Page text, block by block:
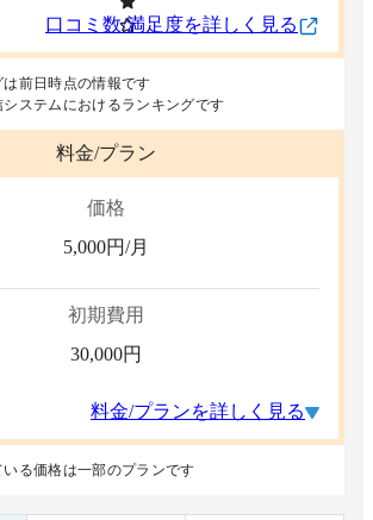
口コミ数/満足度を詳しく見る
前日時点の情報です
ステムにおけるランキングです
料金/プラン
価格
5,000円/月
初期費用
30,000円
料金/プランを詳しく見る
る価格は一部のプランです